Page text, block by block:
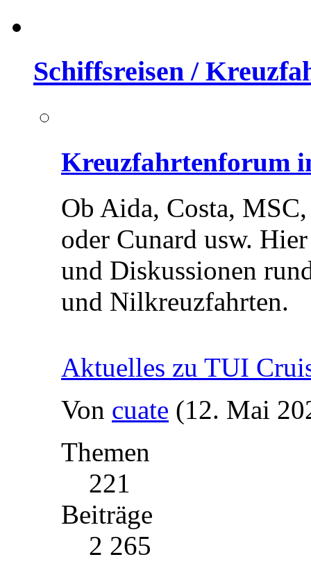
Schiffsreisen /
Kreuzfahrtenforum
Ob Aida, Costa,
oder Cunard usw.
und Diskussionen
und Nilkreuzfahrten.
Aktuelles zu TUI
Von cuate (12. Mai
Themen
221
Beiträge
2 265